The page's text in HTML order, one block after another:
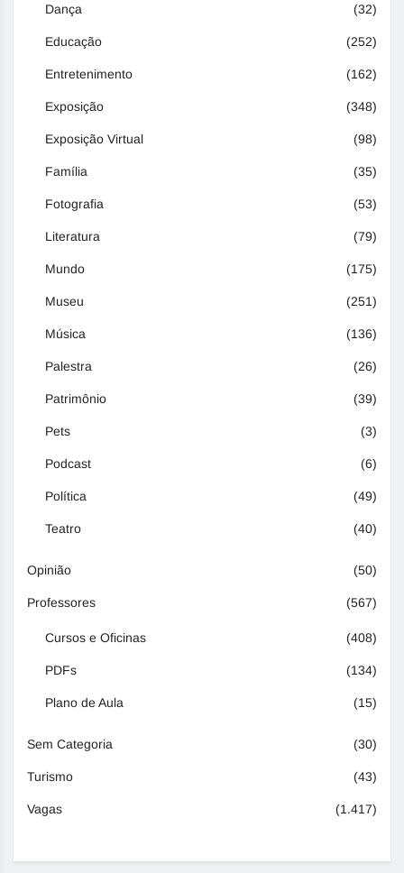
Dança (32)
Educação (252)
Entretenimento (162)
Exposição (348)
Exposição Virtual (98)
Família (35)
Fotografia (53)
Literatura (79)
Mundo (175)
Museu (251)
Música (136)
Palestra (26)
Patrimônio (39)
Pets (3)
Podcast (6)
Política (49)
Teatro (40)
Opinião (50)
Professores (567)
Cursos e Oficinas (408)
PDFs (134)
Plano de Aula (15)
Sem Categoria (30)
Turismo (43)
Vagas (1.417)